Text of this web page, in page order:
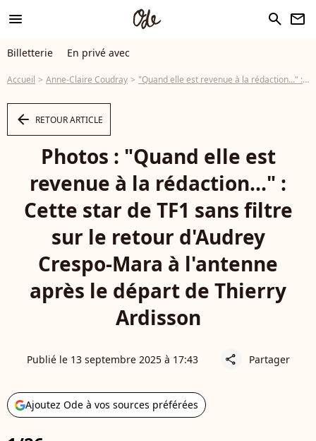
menu search newsletter
Billetterie En privé avec
Accueil Anne-Claire Coudray "Quand elle est revenue à la rédaction..." : Cette star de TF1 sans filtre sur le retour d'Audrey Crespo-Mara à l'antenne après le départ de Thierry Ardisson
arrow_left RETOUR ARTICLE
Photos : "Quand elle est
revenue à la rédaction..." :
Cette star de TF1 sans filtre
sur le retour d'Audrey
Crespo-Mara à l'antenne
après le départ de Thierry
Ardisson
Publié le 13 septembre 2025 à 17:43 share Partager
Ajoutez Ode à vos sources préférées